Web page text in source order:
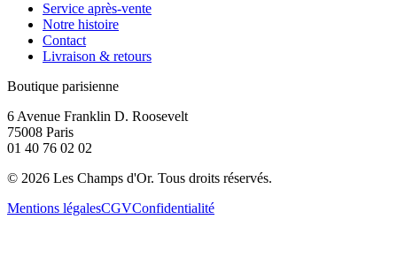
Service après-vente
Notre histoire
Contact
Livraison & retours
Boutique parisienne
6 Avenue Franklin D. Roosevelt
75008 Paris
01 40 76 02 02
© 2026 Les Champs d'Or. Tous droits réservés.
Mentions légalesCGVConfidentialité